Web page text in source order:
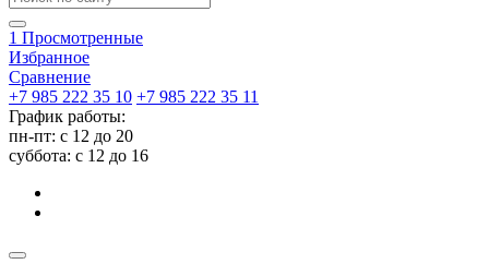
1 Просмотренные
Избранное
Сравнение
+7 985 222 35 10 +7 985 222 35 11
График работы:
пн-пт: с 12 до 20
суббота: c 12 до 16